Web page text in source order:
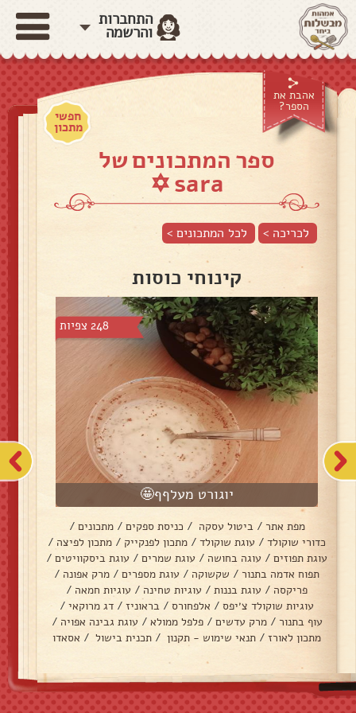
התחברות
והרשמה
אהבת את
הספר?
חפשי
מתכון
ספר המתכונים של
sara ✡
לכריכה > לכל המתכונים >
קינוחי כוסות
248 צפיות
יוגורט מעלףף🤩
מפת אתר / ביטול עסקה / כניסת ספקים / מתכונים /
כדורי שוקולד / עוגת שוקולד / מתכון לפנקייק / מתכון לפיצה /
עוגת תפוזים / עוגה בחושה / עוגת שמרים / עוגת ביסקוויטים /
תפוח אדמה בתנור / שקשוקה / עוגת מספרים / מרק אפונה /
פריקסה / עוגת בננות / עוגיות טחינה / עוגיות חמאה /
עוגיות שוקולד צ׳יפס / אלפחורס / בראוניז / דג מרוקאי /
עוף בתנור / מרק עדשים / פלפל ממולא / עוגת גבינה אפויה /
מתכון לאורז / תנאי שימוש - תקנון / תכנית בישול / אסאדו